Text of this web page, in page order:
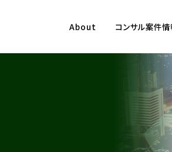
About コンサル案件